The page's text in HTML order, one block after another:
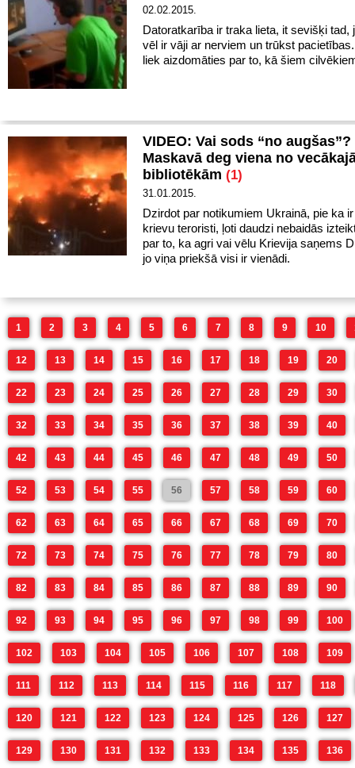
02.02.2015.
Datoratkarība ir traka lieta, it sevišķi tad,
vēl ir vāji ar nerviem un trūkst
liek aizdomāties par to, kā šiem
VIDEO: Vai sods “no augšas”?
Maskavā deg viena no
bibliotēkām (1)
31.01.2015.
Dzirdot par notikumiem Ukrainā, pie ka
krievu teroristi, ļoti daudzi nebaidās
par to, ka agri vai vēlu Krievija saņems
jo viņa priekšā visi ir vienādi.
1 2 3 4 5 6 7 8 9 10
12 13 14 15 16 17 18 19 20
22 23 24 25 26 27 28 29 30
32 33 34 35 36 37 38 39 40
42 43 44 45 46 47 48 49 50
52 53 54 55 56 57 58 59 60
62 63 64 65 66 67 68 69 70
72 73 74 75 76 77 78 79 80
82 83 84 85 86 87 88 89 90
92 93 94 95 96 97 98 99 100
102 103 104 105 106 107 108 109
111 112 113 114 115 116 117 118
120 121 122 123 124 125 126 127
129 130 131 132 133 134 135 136